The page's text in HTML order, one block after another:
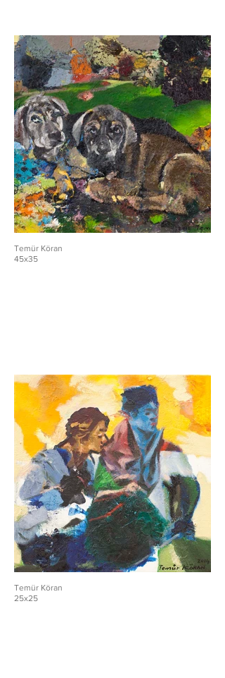
Temür Köran
45x35
Temür Köran
25x25